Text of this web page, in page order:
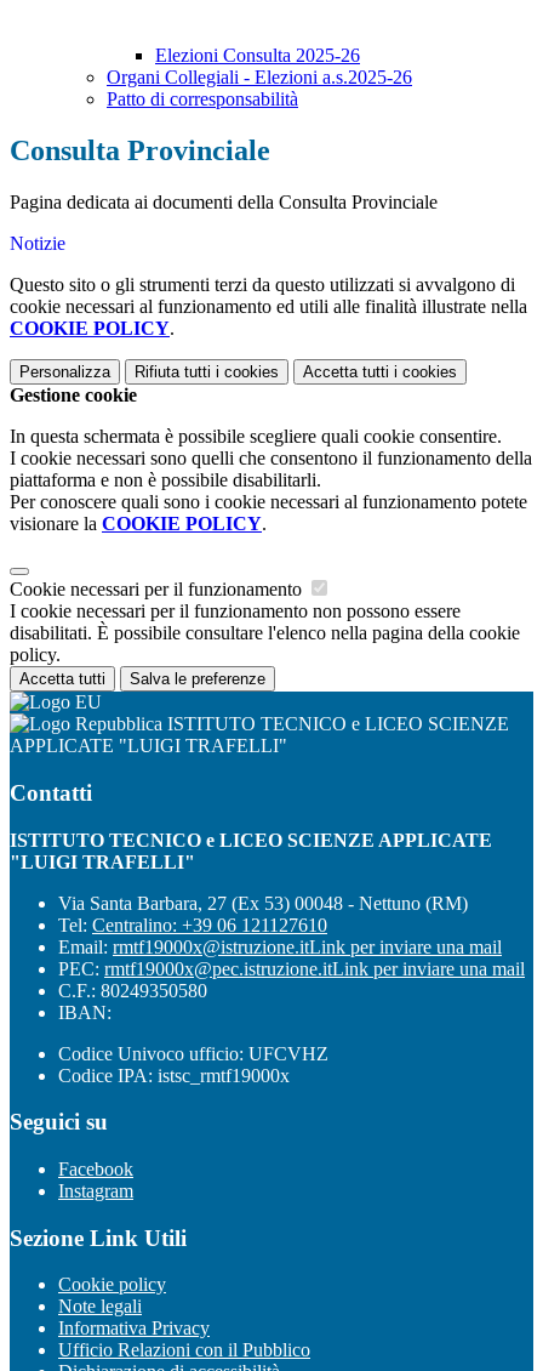
Elezioni Consulta 2025-26
Organi Collegiali - Elezioni a.s.2025-26
Patto di corresponsabilità
Consulta Provinciale
Pagina dedicata ai documenti della Consulta Provinciale
Notizie
Questo sito o gli strumenti terzi da questo utilizzati si avvalgono di
cookie necessari al funzionamento ed utili alle finalità illustrate nella
COOKIE POLICY.
Personalizza Rifiuta tutti i cookies Accetta tutti i cookies
Gestione cookie
In questa schermata è possibile scegliere quali cookie consentire.
I cookie necessari sono quelli che consentono il funzionamento della
piattaforma e non è possibile disabilitarli.
Per conoscere quali sono i cookie necessari al funzionamento potete
visionare la COOKIE POLICY.
Cookie necessari per il funzionamento
I cookie necessari per il funzionamento non possono essere
disabilitati. È possibile consultare l'elenco nella pagina della cookie
policy.
Accetta tutti Salva le preferenze
ISTITUTO TECNICO e LICEO SCIENZE
APPLICATE "LUIGI TRAFELLI"
Contatti
ISTITUTO TECNICO e LICEO SCIENZE APPLICATE
"LUIGI TRAFELLI"
Via Santa Barbara, 27 (Ex 53) 00048 - Nettuno (RM)
Tel: Centralino: +39 06 121127610
Email: rmtf19000x@istruzione.itLink per inviare una mail
PEC: rmtf19000x@pec.istruzione.itLink per inviare una mail
C.F.: 80249350580
IBAN:
Codice Univoco ufficio: UFCVHZ
Codice IPA: istsc_rmtf19000x
Seguici su
Facebook
Instagram
Sezione Link Utili
Cookie policy
Note legali
Informativa Privacy
Ufficio Relazioni con il Pubblico